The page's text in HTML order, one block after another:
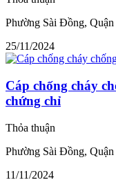
Phường Sài Đồng,
25/11/2024
Cáp chống cháy
chứng chỉ
Thỏa thuận
Phường Sài Đồng,
11/11/2024